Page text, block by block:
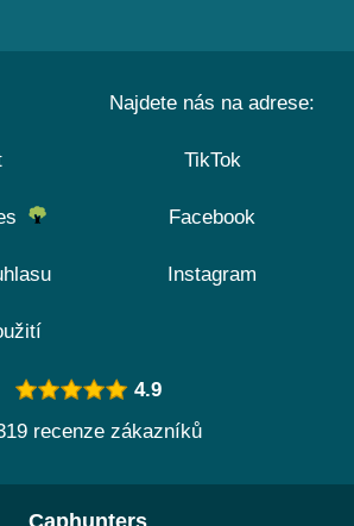
Najdete nás na adrese:
TikTok
Facebook
Instagram
4.9
recenze zákazníků
Caphunters